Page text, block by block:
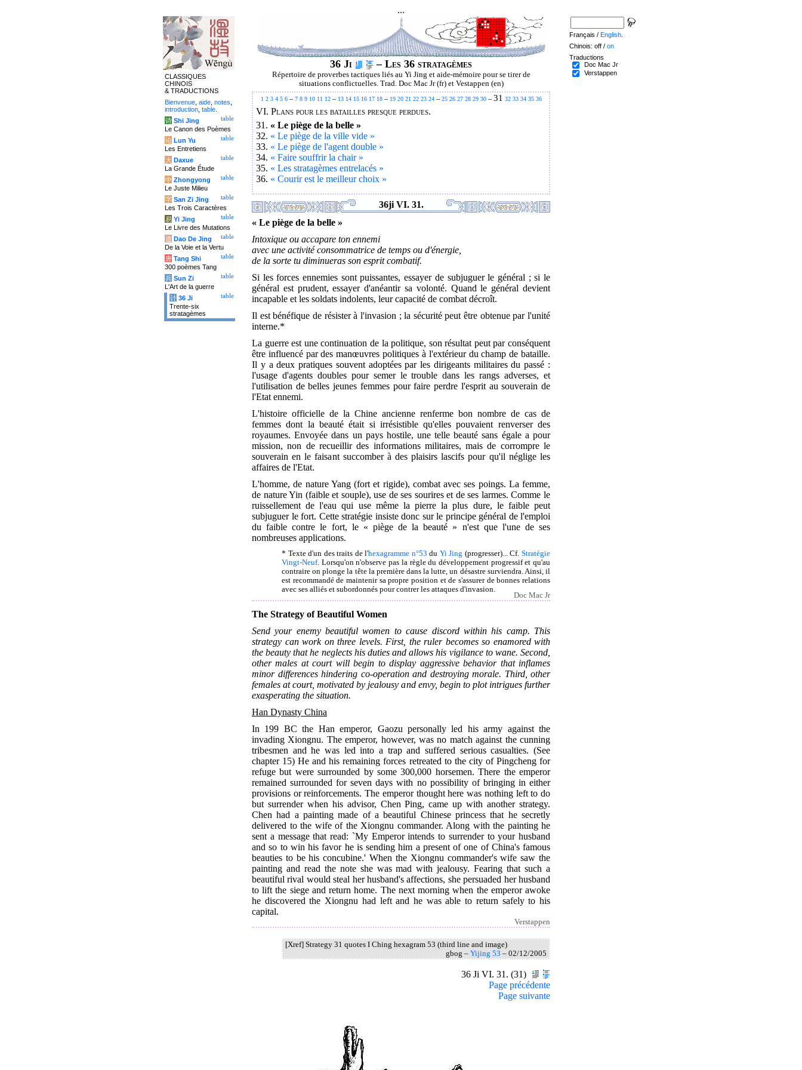
...
36 Ji – Les 36 stratagèmes
Répertoire de proverbes tactiques liés au Yi Jing et aide-mémoire pour se tirer de
situations conflictuelles. Trad. Doc Mac Jr (fr) et Vestappen (en)
1 2 3 4 5 6-- 7 8 9 10 11 12-- 13 14 15 16 17 18-- 19 20 21 22 23 24-- 25 26 27 28 29 30-- 31 32 33 34 35 36
VI. Plans pour les batailles presque perdues.
31. « Le piège de la belle »
32. « Le piège de la ville vide »
33. « Le piège de l'agent double »
34. « Faire souffrir la chair »
35. « Les stratagèmes entrelacés »
36. « Courir est le meilleur choix »
36ji VI. 31.
« Le piège de la belle »
Intoxique ou accapare ton ennemi
avec une activité consommatrice de temps ou d'énergie,
de la sorte tu diminueras son esprit combatif.
Si les forces ennemies sont puissantes, essayer de subjuguer le général ; si le
général est prudent, essayer d'anéantir sa volonté. Quand le général devient
incapable et les soldats indolents, leur capacité de combat décroît.
Il est bénéfique de résister à l'invasion ; la sécurité peut être obtenue par l'unité
interne.*
La guerre est une continuation de la politique, son résultat peut par conséquent
être influencé par des manœuvres politiques à l'extérieur du champ de bataille.
Il y a deux pratiques souvent adoptées par les dirigeants militaires du passé :
l'usage d'agents doubles pour semer le trouble dans les rangs adverses, et
l'utilisation de belles jeunes femmes pour faire perdre l'esprit au souverain de
l'Etat ennemi.
L'histoire officielle de la Chine ancienne renferme bon nombre de cas de
femmes dont la beauté était si irrésistible qu'elles pouvaient renverser des
royaumes. Envoyée dans un pays hostile, une telle beauté sans égale a pour
mission, non de recueillir des informations militaires, mais de corrompre le
souverain en le faisant succomber à des plaisirs lascifs pour qu'il néglige les
affaires de l'Etat.
L'homme, de nature Yang (fort et rigide), combat avec ses poings. La femme,
de nature Yin (faible et souple), use de ses sourires et de ses larmes. Comme le
ruissellement de l'eau qui use même la pierre la plus dure, le faible peut
subjuguer le fort. Cette stratégie insiste donc sur le principe général de l'emploi
du faible contre le fort, le « piège de la beauté » n'est que l'une de ses
nombreuses applications.
* Texte d'un des traits de l'hexagramme n°53 du Yi Jing (progresser)... Cf.Stratégie
Vingt-Neuf. Lorsqu'on n'observe pas la règle du développement progressif et qu'au
contraire on plonge la tête la première dans la lutte, un désastre surviendra. Ainsi, il
est recommandé de maintenir sa propre position et de s'assurer de bonnes relations
avec ses alliés et subordonnés pour contrer les attaques d'invasion.
Doc Mac Jr
The Strategy of Beautiful Women
Send your enemy beautiful women to cause discord within his camp. This
strategy can work on three levels. First, the ruler becomes so enamored with
the beauty that he neglects his duties and allows his vigilance to wane. Second,
other males at court will begin to display aggressive behavior that inflames
minor differences hindering co-operation and destroying morale. Third, other
females at court, motivated by jealousy and envy, begin to plot intrigues further
exasperating the situation.
Han Dynasty China
In 199 BC the Han emperor, Gaozu personally led his army against the
invading Xiongnu. The emperor, however, was no match against the cunning
tribesmen and he was led into a trap and suffered serious casualties. (See
chapter 15) He and his remaining forces retreated to the city of Pingcheng for
refuge but were surrounded by some 300,000 horsemen. There the emperor
remained surrounded for seven days with no possibility of bringing in either
provisions or reinforcements. The emperor thought here was nothing left to do
but surrender when his advisor, Chen Ping, came up with another strategy.
Chen had a painting made of a beautiful Chinese princess that he secretly
delivered to the wife of the Xiongnu commander. Along with the painting he
sent a message that read: `My Emperor intends to surrender to your husband
and so to win his favor he is sending him a present of one of China's famous
beauties to be his concubine.' When the Xiongnu commander's wife saw the
painting and read the note she was mad with jealousy. Fearing that such a
beautiful rival would steal her husband's affections, she persuaded her husband
to lift the siege and return home. The next morning when the emperor awoke
he discovered the Xiongnu had left and he was able to return safely to his
capital.
Verstappen
[Xref] Strategy 31 quotes I Ching hexagram 53 (third line and image)
gbog – Yijing 53 – 02/12/2005
36 Ji VI. 31. (31)
Page précédente
Page suivante
CLASSIQUES
CHINOIS
& TRADUCTIONS
Bienvenue aide notes
introduction table
table
诗 Shi Jing
Le Canon des Poèmes
table
论 Lun Yu
Les Entretiens
table
大 Daxue
La Grande Étude
table
中 Zhongyong
Le Juste Milieu
table
字 San Zi Jing
Les Trois Caractères
table
易 Yi Jing
Le Livre des Mutations
table
道 Dao De Jing
De la Voie et la Vertu
table
唐 Tang Shi
300 poèmes Tang
table
兵 Sun Zi
L'Art de la guerre
table
计 36 Ji
Trente-six
stratagèmes
Français / English
Chinois: off / on
Traductions
Doc Mac Jr
Verstappen